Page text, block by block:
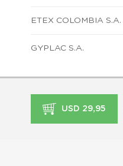
ETEX COLOMBIA S.A.
GYPLAC S.A.
USD 29,95